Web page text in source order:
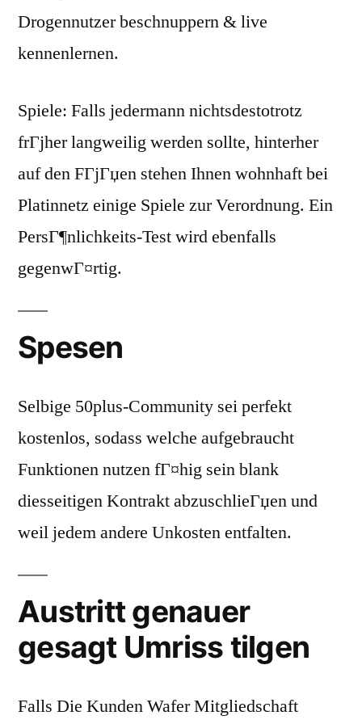
Drogennutzer beschnuppern & live
kennenlernen.
Spiele: Falls jedermann nichtsdestotrotz
frГјher langweilig werden sollte, hinterher
auf den FГјГџen stehen Ihnen wohnhaft bei
Platinnetz einige Spiele zur Verordnung. Ein
PersГ¶nlichkeits-Test wird ebenfalls
gegenwГ¤rtig.
Spesen
Selbige 50plus-Community sei perfekt
kostenlos, sodass welche aufgebraucht
Funktionen nutzen fГ¤hig sein blank
diesseitigen Kontrakt abzuschlieГџen und
weil jedem andere Unkosten entfalten.
Austritt genauer
gesagt Umriss tilgen
Falls Die Kunden Wafer Mitgliedschaft